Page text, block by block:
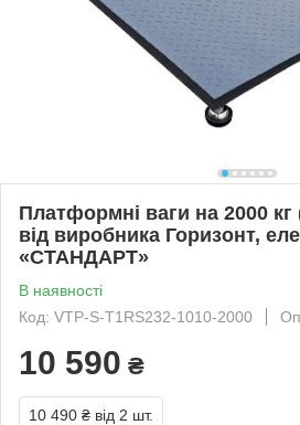
Платформні ваги на 2000
від виробника Горизонт,
«СТАНДАРТ»
В наявності
Код: VTP-S-Т1RS232-1010-2000
10 590 ₴
10 490 ₴ від 2 шт.